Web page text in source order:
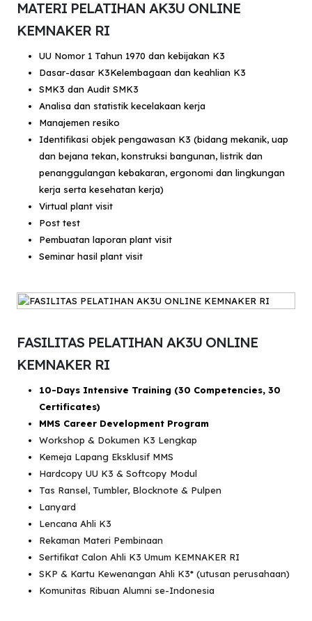
MATERI PELATIHAN AK3U ONLINE
KEMNAKER RI
UU Nomor 1 Tahun 1970 dan kebijakan K3
Dasar-dasar K3Kelembagaan dan keahlian K3
SMK3 dan Audit SMK3
Analisa dan statistik kecelakaan kerja
Manajemen resiko
Identifikasi objek pengawasan K3 (bidang mekanik, uap
dan bejana tekan, konstruksi bangunan, listrik dan
penanggulangan kebakaran, ergonomi dan lingkungan
kerja serta kesehatan kerja)
Virtual plant visit
Post test
Pembuatan laporan plant visit
Seminar hasil plant visit
FASILITAS PELATIHAN AK3U ONLINE
KEMNAKER RI
10-Days Intensive Training (30 Competencies, 30
Certificates)
MMS Career Development Program
Workshop & Dokumen K3 Lengkap
Kemeja Lapang Eksklusif MMS
Hardcopy UU K3 & Softcopy Modul
Tas Ransel, Tumbler, Blocknote & Pulpen
Lanyard
Lencana Ahli K3
Rekaman Materi Pembinaan
Sertifikat Calon Ahli K3 Umum KEMNAKER RI
SKP & Kartu Kewenangan Ahli K3* (utusan perusahaan)
Komunitas Ribuan Alumni se-Indonesia